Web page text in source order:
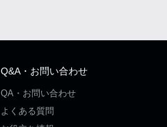
Q&A・お問い合わせ
QA・お問い合わせ
よくある質問